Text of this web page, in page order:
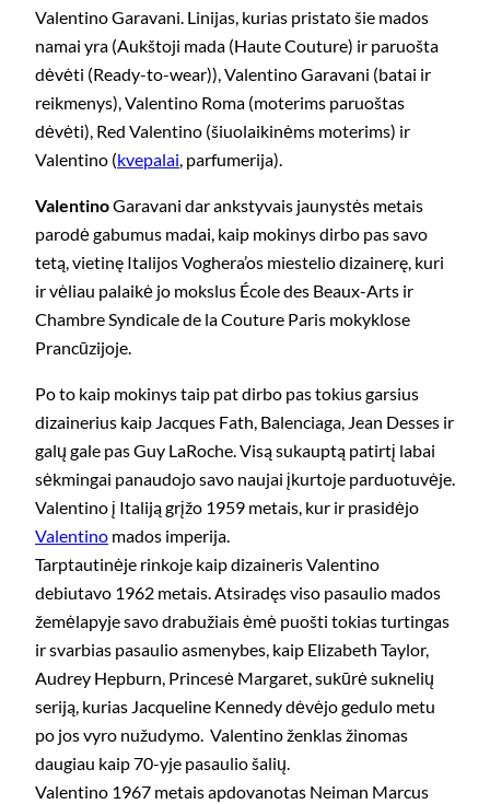
Valentino Garavani. Linijas, kurias pristato šie mados
namai yra (Aukštoji mada (Haute Couture) ir paruošta
dėvėti (Ready-to-wear)), Valentino Garavani (batai ir
reikmenys), Valentino Roma (moterims paruoštas
dėvėti), Red Valentino (šiuolaikinėms moterims) ir
Valentino (kvepalai, parfumerija).
ValentinoGaravani dar ankstyvais jaunystės metais
parodė gabumus madai, kaip mokinys dirbo pas savo
tetą, vietinę Italijos Voghera’os miestelio dizainerę, kuri
ir vėliau palaikė jo mokslus École des Beaux-Arts ir
Chambre Syndicale de la Couture Paris mokyklose
Prancūzijoje.
Po to kaip mokinys taip pat dirbo pas tokius garsius
dizainerius kaip Jacques Fath, Balenciaga, Jean Desses ir
galų gale pas Guy LaRoche. Visą sukauptą patirtį labai
sėkmingai panaudojo savo naujai įkurtoje parduotuvėje.
Valentino į Italiją grįžo 1959 metais, kur ir prasidėjo
Valentino mados imperija.
Tarptautinėje rinkoje kaip dizaineris Valentino
debiutavo 1962 metais. Atsiradęs viso pasaulio mados
žemėlapyje savo drabužiais ėmė puošti tokias turtingas
ir svarbias pasaulio asmenybes, kaip Elizabeth Taylor,
Audrey Hepburn, Princesė Margaret, sukūrė suknelių
seriją, kurias Jacqueline Kennedy dėvėjo gedulo metu
po jos vyro nužudymo. Valentino ženklas žinomas
daugiau kaip 70-yje pasaulio šalių.
Valentino 1967 metais apdovanotas Neiman Marcus